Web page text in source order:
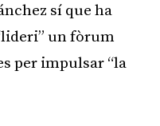
sí que ha
un fòrum
per impulsar “la